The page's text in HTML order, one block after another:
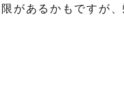
があるかもですが、